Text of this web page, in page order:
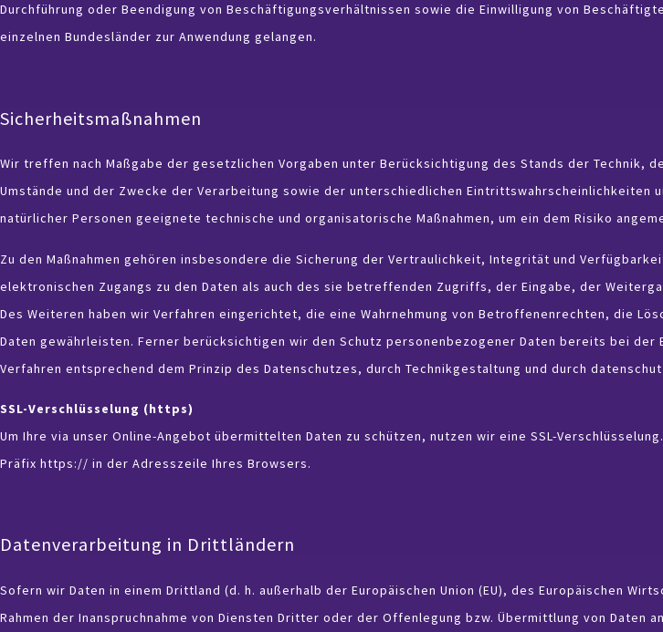
Durchführung oder Beendigung von Beschäftigungsverhältnissen sowie die Einwilligung von
einzelnen Bundesländer zur Anwendung gelangen.
Sicherheitsmaßnahmen
Wir treffen nach Maßgabe der gesetzlichen Vorgaben unter Berücksichtigung des Stands der Technik,
Umstände und der Zwecke der Verarbeitung sowie der unterschiedlichen Eintrittswahrscheinlichkeiten
natürlicher Personen geeignete technische und organisatorische Maßnahmen, um ein dem Risiko
Zu den Maßnahmen gehören insbesondere die Sicherung der Vertraulichkeit, Integrität und
elektronischen Zugangs zu den Daten als auch des sie betreffenden Zugriffs, der Eingabe, der
Des Weiteren haben wir Verfahren eingerichtet, die eine Wahrnehmung von Betroffenenrechten, die
Daten gewährleisten. Ferner berücksichtigen wir den Schutz personenbezogener Daten bereits bei der
Verfahren entsprechend dem Prinzip des Datenschutzes, durch Technikgestaltung und durch
SSL-Verschlüsselung (https)
Um Ihre via unser Online-Angebot übermittelten Daten zu schützen, nutzen wir eine SSL-
Präfix https:// in der Adresszeile Ihres Browsers.
Datenverarbeitung in Drittländern
Sofern wir Daten in einem Drittland (d. h. außerhalb der Europäischen Union (EU), des Europäischen
Rahmen der Inanspruchnahme von Diensten Dritter oder der Offenlegung bzw. Übermittlung von Daten